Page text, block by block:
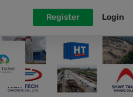
Register Login